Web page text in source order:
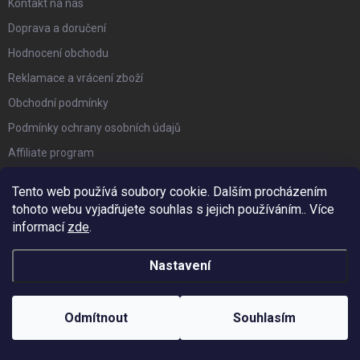
Tento web používá soubory cookie. Dalším procházením
tohoto webu vyjadřujete souhlas s jejich používáním.. Více
informací zde.
Nastavení
Odmítnout Souhlasím
Kontakt na nás
Doprava a doručení
Hodnocení obchodu
Reklamace a vrácení zboží
Obchodní podmínky
Podmínky ochrany osobních údajů
Affiliate program
FACEBOOK
PŘIJÍMÁME ONLINE PLATBY